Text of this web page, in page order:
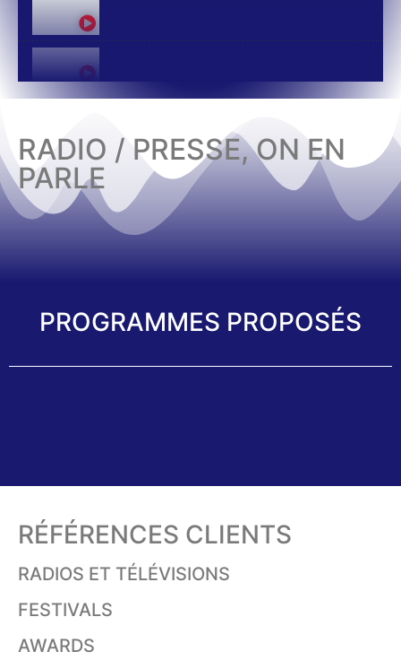
RADIO / PRESSE, ON EN
PARLE
PROGRAMMES PROPOSÉS
RÉFÉRENCES CLIENTS
RADIOS ET TÉLÉVISIONS
FESTIVALS
AWARDS